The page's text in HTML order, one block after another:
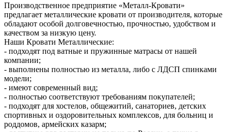
Производственное предприятие «Металл-Кровати»
предлагает металлические кровати от производителя, которые
обладают особой долговечностью, прочностью, удобством и
качеством за низкую цену.
Наши Кровати Металлические:
- подходят под ватные и пружинные матрасы от нашей
компании;
- выполнены полностью из металла, либо с ЛДСП спинками
модели;
- имеют современный вид;
- полностью соответствуют требованиям покупателей;
- подходят для хостелов, общежитий, санаториев, детских
спортивных и оздоровительных комплексов, для больниц и
роддомов, армейских казарм;